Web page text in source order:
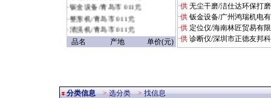
·钣金设备/青岛市 011元
整形机/青岛市 011元
清洗机/青岛市 011元
·充电机/青岛市 011元
·扳手/赣州市 09028元
1.37953518729114E19元
品名 产地 单价(元)
·供 无尘干磨/洁仕达环保打
·供 钣金设备/广州鸿瑞机电
·供 定位仪/海南林匠贸易有
·供 诊断仪/深圳市正德友邦
分类信息>选分类>找信息